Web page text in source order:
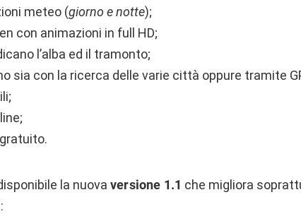
meteo (giorno e notte);
con animazioni in full HD;
l’alba ed il tramonto;
sia con la ricerca delle varie città oppure tramite
la nuova versione 1.1 che migliora